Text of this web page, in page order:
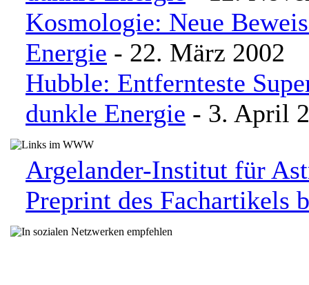
Kosmologie: Neue
Energie - 22. März 2002
Hubble: Entfernteste
dunkle Energie - 3. April
Argelander-Institut für
Preprint des Fachartikels